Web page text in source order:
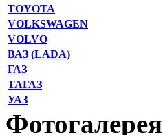
TOYOTA
VOLKSWAGEN
VOLVO
ВАЗ (LADA)
ГАЗ
ТАГАЗ
УАЗ
Фотогалерея